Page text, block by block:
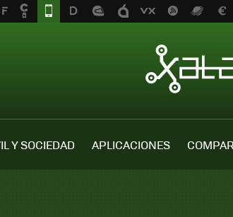
Y SOCIEDAD APLICACIONES